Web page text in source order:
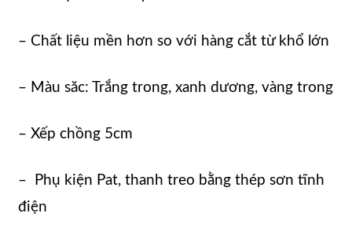
– Chất liệu mền hơn so với hàng cắt từ khổ lớn
– Màu săc: Trắng trong, xanh dương, vàng trong
– Xếp chồng 5cm
– Phụ kiện Pat, thanh treo bằng thép sơn tĩnh
điện